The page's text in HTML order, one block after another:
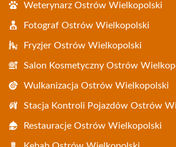
Weterynarz Ostrów Wielkopolski
Fotograf Ostrów Wielkopolski
Fryzjer Ostrów Wielkopolski
Salon Kosmetyczny Ostrów
Wulkanizacja Ostrów Wielkopolski
Stacja Kontroli Pojazdów Ostrów
Restauracje Ostrów Wielkopolski